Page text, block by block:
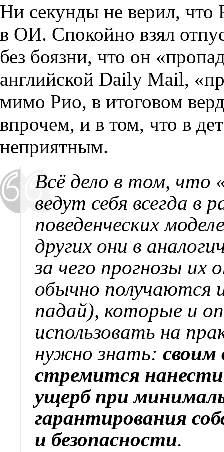
Ни секунды не верил, что
в ОИ. Спокойно взял
без боязни, что он
английской Daily Mail,
мимо Рио, в итоговом
впрочем, и в том, что в
неприятным.
Всё дело в том, что
ведут себя всегда в
поведенческих
других они в
за чего прогнозы
обычно получаются
падай), которые и
использовать на
нужно знать: своим
стремится
ущерб при
гарантирования
и безопасности.